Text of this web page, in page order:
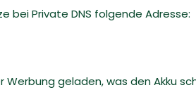
bei Private DNS folgende Adresse:
Werbung geladen, was den Akku